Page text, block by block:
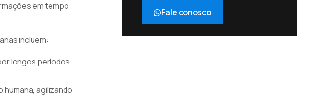
em tempo
incluem:
longos períodos
agilizando
Fale conosco